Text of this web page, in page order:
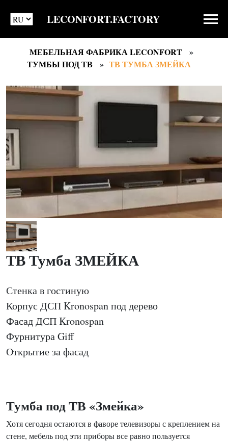
LECONFORT.FACTORY
МЕБЕЛЬНАЯ ФАБРИКА LECONFORT
ТУМБЫ ПОД ТВ
ТВ ТУМБА ЗМЕЙКА
ТВ Тумба ЗМЕЙКА
Стенка в гостиную
Корпус ДСП Kronospan под дерево
Фасад ДСП Kronospan
Фурнитура Giff
Открытие за фасад
Тумба под ТВ «Змейка»
Хотя сегодня остаются в фаворе телевизоры с креплением на
стене, мебель под эти приборы все равно пользуется